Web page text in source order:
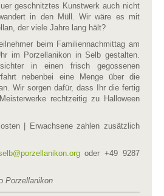
geschnitztes Kunstwerk auch nicht
in den Müll. Wir wäre es mit
der viele Jahre lang hält?
beim Familiennachmittag am
im Porzellanikon in Selb gestalten.
in einen frisch gegossenen
nebenbei eine Menge über die
Wir sorgen dafür, dass Ihr die fertig
rechtzeitig zu Halloween
| Erwachsene zahlen zusätzlich
@​porzellanikon.orgoder +49 9287
Porzellanikon